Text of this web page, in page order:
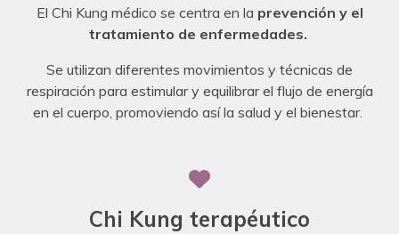
El Chi Kung médico se centra en la prevención y el
tratamiento de enfermedades.
Se utilizan diferentes movimientos y técnicas de
respiración para estimular y equilibrar el flujo de energía
en el cuerpo, promoviendo así la salud y el bienestar.
Chi Kung terapéutico